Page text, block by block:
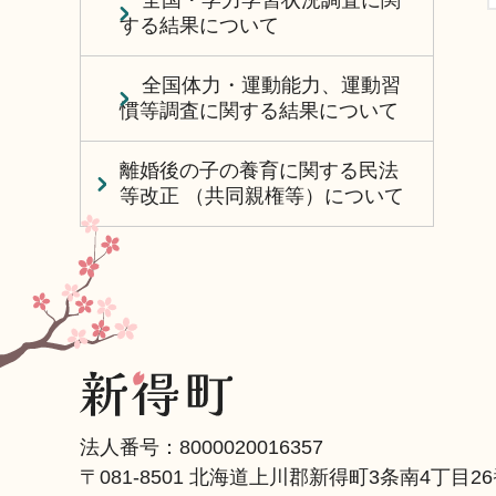
する結果について
全国体力・運動能力、運動習
慣等調査に関する結果について
離婚後の子の養育に関する民法
等改正 （共同親権等）について
法人番号：8000020016357
〒081-8501 北海道上川郡新得町3条南4丁目